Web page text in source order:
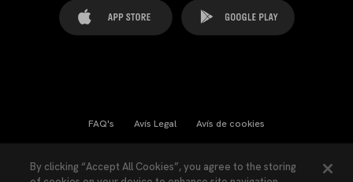
FAQ's Avís Legal Avís de cookies
By clicking “Accept All Cookies”, you agree to the storing